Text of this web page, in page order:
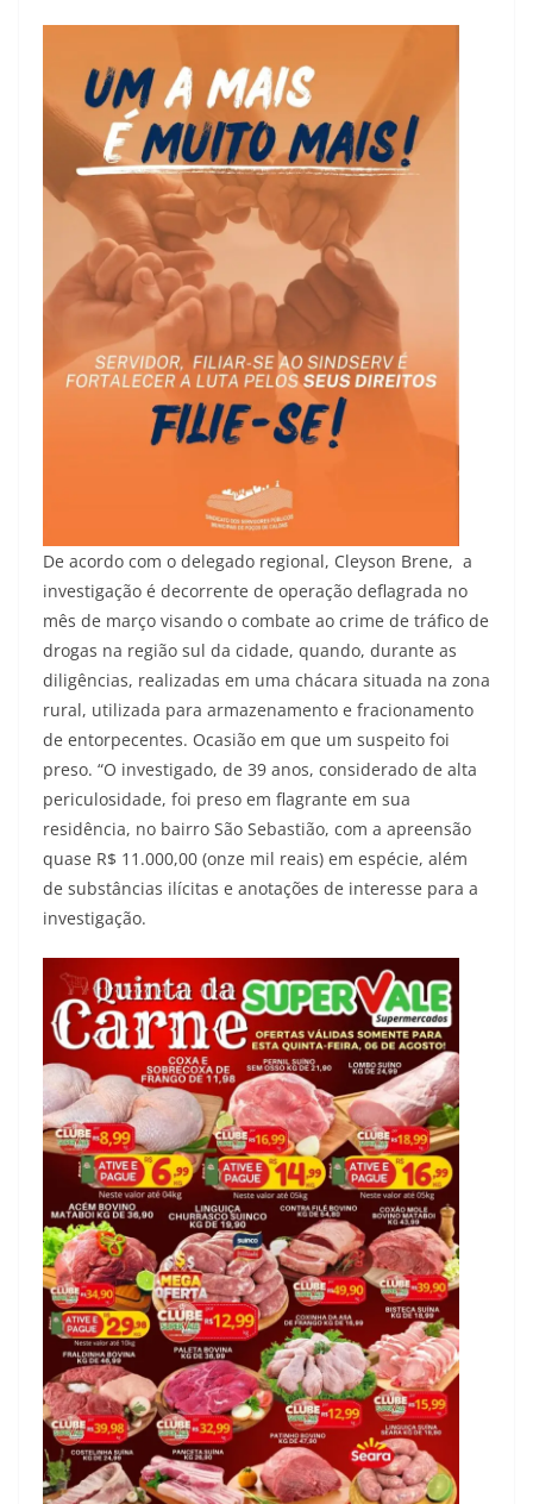
De acordo com o delegado regional, Cleyson Brene, a
investigação é decorrente de operação deflagrada no
mês de março visando o combate ao crime de tráfico de
drogas na região sul da cidade, quando, durante as
diligências, realizadas em uma chácara situada na zona
rural, utilizada para armazenamento e fracionamento
de entorpecentes. Ocasião em que um suspeito foi
preso. “O investigado, de 39 anos, considerado de alta
periculosidade, foi preso em flagrante em sua
residência, no bairro São Sebastião, com a apreensão
quase R$ 11.000,00 (onze mil reais) em espécie, além
de substâncias ilícitas e anotações de interesse para a
investigação.